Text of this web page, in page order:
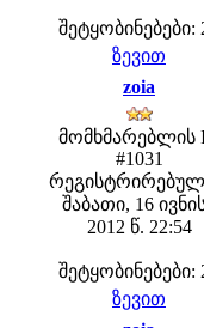
შეტყობინებები:
ზევით
zoia
მომხმარებლის
#1031
შაბათი, 16
2012 წ. 22:54
შეტყობინებები:
ზევით